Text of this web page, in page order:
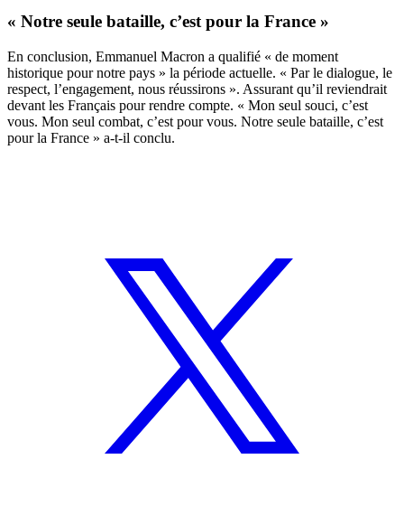
« Notre seule bataille, c’est pour la France »
En conclusion, Emmanuel Macron a qualifié « de moment
historique pour notre pays » la période actuelle. « Par le dialogue, le
respect, l’engagement, nous réussirons ». Assurant qu’il reviendrait
devant les Français pour rendre compte. « Mon seul souci, c’est
vous. Mon seul combat, c’est pour vous. Notre seule bataille, c’est
pour la France » a-t-il conclu.